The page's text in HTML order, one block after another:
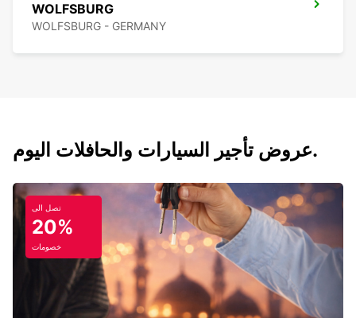
WOLFSBURG
WOLFSBURG - GERMANY
عروض تأجير السيارات والحافلات اليوم.
تصل الى
20%
خصومات